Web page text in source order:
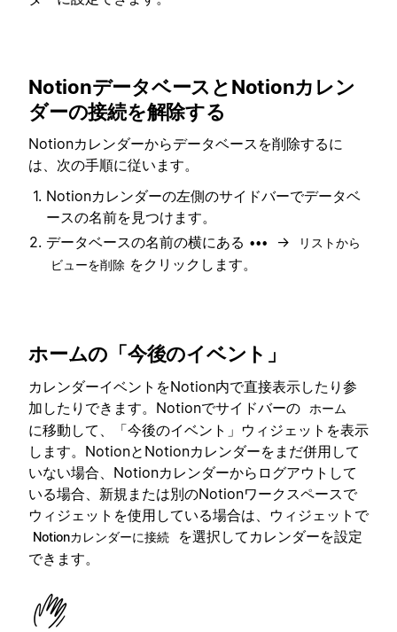
NotionデータベースとNotionカレン
ダーの接続を解除する
Notionカレンダーからデータベースを削除するに
は、次の手順に従います。
Notionカレンダーの左側のサイドバーでデータベ
ースの名前を見つけます。
データベースの名前の横にある ••• →
リストから
ビューを削除 をクリックします。
ホームの「今後のイベント」
カレンダーイベントをNotion内で直接表示したり参
加したりできます。Notionでサイドバーの
ホーム
に移動して、「今後のイベント」ウィジェットを表示
します。NotionとNotionカレンダーをまだ併用して
いない場合、Notionカレンダーからログアウトして
いる場合、新規または別のNotionワークスペースで
ウィジェットを使用している場合は、ウィジェットで
Notionカレンダーに接続
を選択してカレンダーを設定
できます。